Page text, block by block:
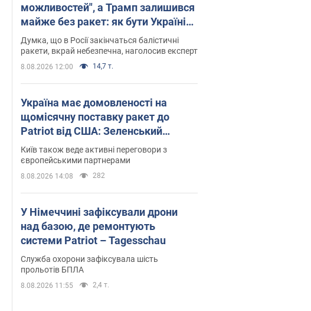
можливостей", а Трамп залишився
майже без ракет: як бути Україні?
Інтерв’ю з Мельником
Думка, що в Росії закінчаться балістичні
ракети, вкрай небезпечна, наголосив експерт
8.08.2026 12:00 14,7 т.
Україна має домовленості на
щомісячну поставку ракет до
Patriot від США: Зеленський
розкрив подробиці
Київ також веде активні переговори з
європейськими партнерами
8.08.2026 14:08 282
У Німеччині зафіксували дрони
над базою, де ремонтують
системи Patriot – Tagesschau
Служба охорони зафіксувала шість
прольотів БПЛА
8.08.2026 11:55 2,4 т.